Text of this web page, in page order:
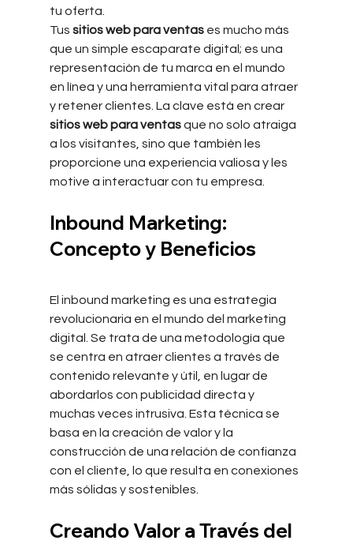
tu oferta.
Tus sitios web para ventas es mucho más
que un simple escaparate digital; es una
representación de tu marca en el mundo
en línea y una herramienta vital para atraer
y retener clientes. La clave está en crear
sitios web para ventas que no solo atraiga
a los visitantes, sino que también les
proporcione una experiencia valiosa y les
motive a interactuar con tu empresa.
Inbound Marketing:
Concepto y Beneficios
El inbound marketing es una estrategia
revolucionaria en el mundo del marketing
digital. Se trata de una metodología que
se centra en atraer clientes a través de
contenido relevante y útil, en lugar de
abordarlos con publicidad directa y
muchas veces intrusiva. Esta técnica se
basa en la creación de valor y la
construcción de una relación de confianza
con el cliente, lo que resulta en conexiones
más sólidas y sostenibles.
Creando Valor a Través del